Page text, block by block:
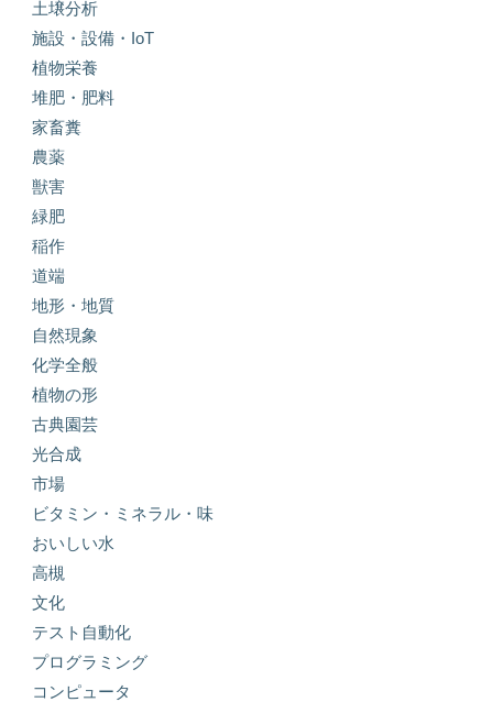
土壌分析
施設・設備・IoT
植物栄養
堆肥・肥料
家畜糞
農薬
獣害
緑肥
稲作
道端
地形・地質
自然現象
化学全般
植物の形
古典園芸
光合成
市場
ビタミン・ミネラル・味
おいしい水
高槻
文化
テスト自動化
プログラミング
コンピュータ